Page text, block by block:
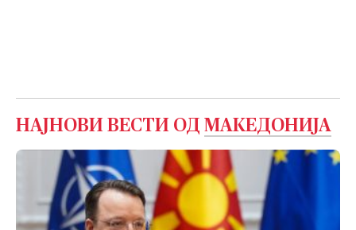
НАЈНОВИ ВЕСТИ ОД МАКЕДОНИЈА